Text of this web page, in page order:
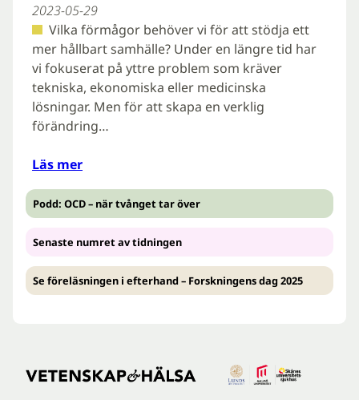
2023-05-29
Vilka förmågor behöver vi för att stödja ett
mer hållbart samhälle? Under en längre tid har
vi fokuserat på yttre problem som kräver
tekniska, ekonomiska eller medicinska
lösningar. Men för att skapa en verklig
förändring…
Läs mer
Podd: OCD – när tvånget tar över
Senaste numret av tidningen
Se föreläsningen i efterhand – Forskningens dag 2025